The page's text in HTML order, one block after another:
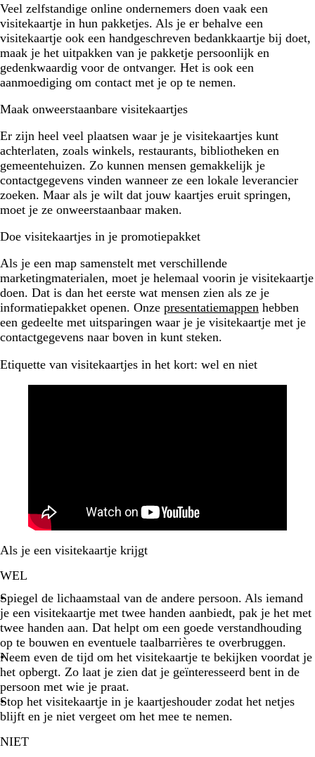
Veel zelfstandige online ondernemers doen vaak een
visitekaartje in hun pakketjes. Als je er behalve een
visitekaartje ook een handgeschreven bedankkaartje bij doet,
maak je het uitpakken van je pakketje persoonlijk en
gedenkwaardig voor de ontvanger. Het is ook een
aanmoediging om contact met je op te nemen.
Maak onweerstaanbare visitekaartjes
Er zijn heel veel plaatsen waar je je visitekaartjes kunt
achterlaten, zoals winkels, restaurants, bibliotheken en
gemeentehuizen. Zo kunnen mensen gemakkelijk je
contactgegevens vinden wanneer ze een lokale leverancier
zoeken. Maar als je wilt dat jouw kaartjes eruit springen,
moet je ze onweerstaanbaar maken.
Doe visitekaartjes in je promotiepakket
Als je een map samenstelt met verschillende
marketingmaterialen, moet je helemaal voorin je visitekaartje
doen. Dat is dan het eerste wat mensen zien als ze je
informatiepakket openen. Onze presentatiemappen hebben
een gedeelte met uitsparingen waar je je visitekaartje met je
contactgegevens naar boven in kunt steken.
Etiquette van visitekaartjes in het kort: wel en niet
Als je een visitekaartje krijgt
WEL
Spiegel de lichaamstaal van de andere persoon. Als iemand
je een visitekaartje met twee handen aanbiedt, pak je het met
twee handen aan. Dat helpt om een goede verstandhouding
op te bouwen en eventuele taalbarrières te overbruggen.
Neem even de tijd om het visitekaartje te bekijken voordat je
het opbergt. Zo laat je zien dat je geïnteresseerd bent in de
persoon met wie je praat.
Stop het visitekaartje in je kaartjeshouder zodat het netjes
blijft en je niet vergeet om het mee te nemen.
NIET